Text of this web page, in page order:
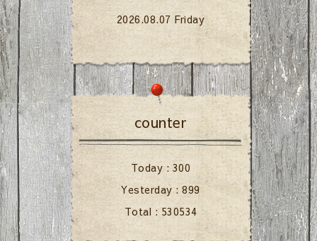
2026.08.07 Friday
counter
Today : 300
Yesterday :899
Total : 530534